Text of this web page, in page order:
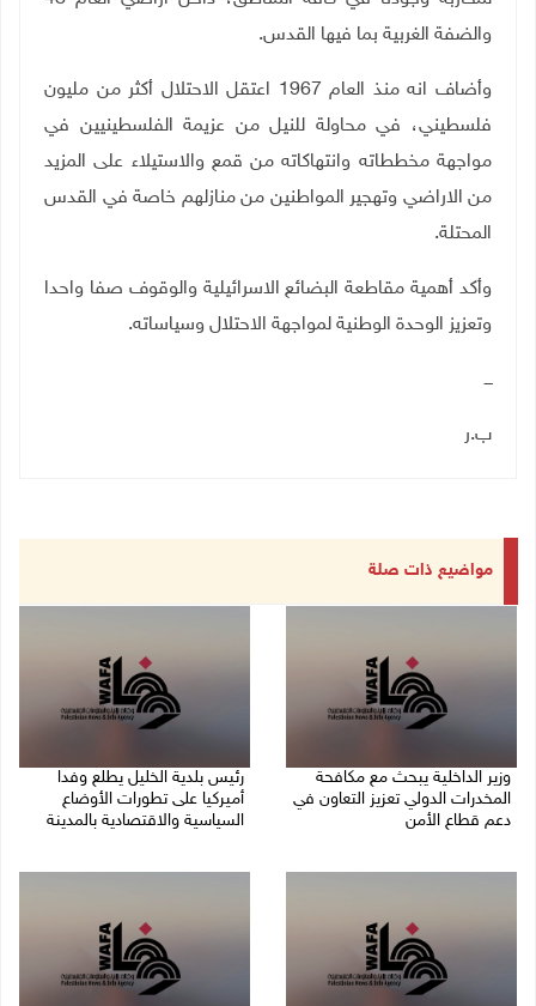
والضفة الغربية بما فيها القدس.
وأضاف انه منذ العام 1967 اعتقل الاحتلال أكثر من مليون
فلسطيني، في محاولة للنيل من عزيمة الفلسطينيين في
مواجهة مخططاته وانتهاكاته من قمع والاستيلاء على المزيد
من الاراضي وتهجير المواطنين من منازلهم خاصة في القدس
المحتلة.
وأكد أهمية مقاطعة البضائع الاسرائيلية والوقوف صفا واحدا
وتعزيز الوحدة الوطنية لمواجهة الاحتلال وسياساته.
ـــ
ب.ر
مواضيع ذات صلة
وزير الداخلية يبحث مع مكافحة
المخدرات الدولي تعزيز التعاون في
دعم قطاع الأمن
رئيس بلدية الخليل يطلع وفدا
أميركيا على تطورات الأوضاع
السياسية والاقتصادية بالمدينة